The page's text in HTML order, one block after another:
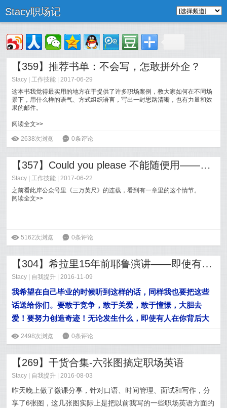
Stacy职场记
【359】推荐书单：不会写，怎敢拼外企？
Stacy |工作技能 | 2017-06-29
这本书我觉得最实用的地方在于提供了许多职场案例，教大家如何在不同场
景下，用什么样的语气、方式组织语言，写出一封思路清晰，也有力量和效
果的邮件。
阅读全文>>
ė 2638次浏览 6 0条评论
【357】Could you please 不能随便用——职场中如何表达才客气？
Stacy |工作技能 | 2017-06-22
之前看此岸公众号里《三万英尺》的连载，看到有一章里的这个情节。
阅读全文>>
ė 5162次浏览 6 0条评论
【304】希拉里15年前耶鲁演讲——即使有人在你背后大声喊叫，也要勇往直前
Stacy 自我提升 | 2016-11-09
我希望在自己毕业的时候听到这样的话，同样我也要把这些
话送给你们。要敢于竞争，敢于关爱，敢于憧憬，大胆去
爱！要努力创造奇迹！无论发生什么，即使有人在你背后大
声喊叫，也要勇往直前。
ė 2498次浏览 6 0条评论
【269】干货合集-六张图搞定职场英语
Stacy 自我提升 | 2016-08-03
昨天晚上做了微课分享，针对口语、时间管理、面试和写作，分
享了6张图，这几张图实际上是把以前我写的一些职场英语方面的